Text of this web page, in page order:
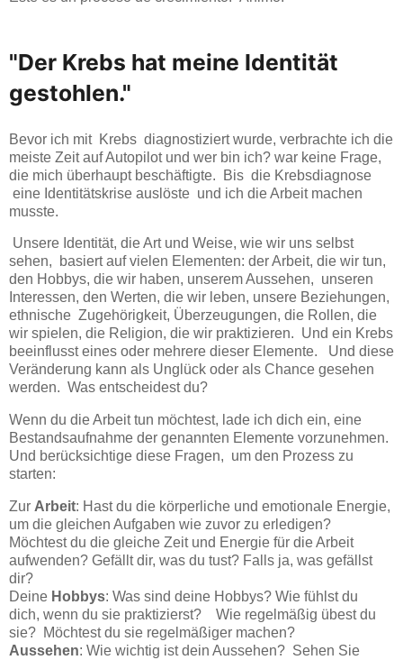
"Der Krebs hat meine Identität
gestohlen."
Bevor ich mit Krebs diagnostiziert wurde, verbrachte ich die
meiste Zeit auf Autopilot und wer bin ich? war keine Frage,
die mich überhaupt beschäftigte. Bis die Krebsdiagnose
eine Identitätskrise auslöste und ich die Arbeit machen
musste.
Unsere Identität, die Art und Weise, wie wir uns selbst
sehen, basiert auf vielen Elementen: der Arbeit, die wir tun,
den Hobbys, die wir haben, unserem Aussehen, unseren
Interessen, den Werten, die wir leben, unsere Beziehungen,
ethnische Zugehörigkeit, Überzeugungen, die Rollen, die
wir spielen, die Religion, die wir praktizieren. Und ein Krebs
beeinflusst eines oder mehrere dieser Elemente. Und diese
Veränderung kann als Unglück oder als Chance gesehen
werden. Was entscheidest du?
Wenn du die Arbeit tun möchtest, lade ich dich ein, eine
Bestandsaufnahme der genannten Elemente vorzunehmen.
Und berücksichtige diese Fragen, um den Prozess zu
starten:
Zur Arbeit: Hast du die körperliche und emotionale Energie,
um die gleichen Aufgaben wie zuvor zu erledigen?
Möchtest du die gleiche Zeit und Energie für die Arbeit
aufwenden? Gefällt dir, was du tust? Falls ja, was gefällst
dir?
Deine Hobbys: Was sind deine Hobbys? Wie fühlst du
dich, wenn du sie praktizierst? Wie regelmäßig übest du
sie? Möchtest du sie regelmäßiger machen?
Aussehen: Wie wichtig ist dein Aussehen? Sehen Sie